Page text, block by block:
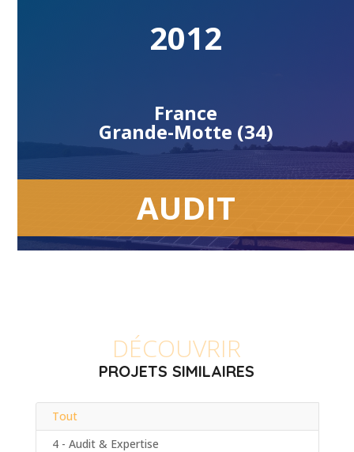
2012
France
Grande-Motte (34)
AUDIT
DÉCOUVRIR
PROJETS SIMILAIRES
Tout
4 - Audit & Expertise